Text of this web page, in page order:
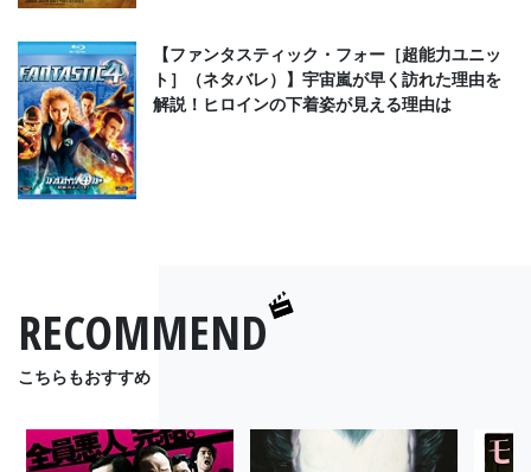
【ファンタスティック・フォー［超能力ユニッ
ト］（ネタバレ）】宇宙嵐が早く訪れた理由を
解説！ヒロインの下着姿が見える理由は
RECOMMEND
こちらもおすすめ